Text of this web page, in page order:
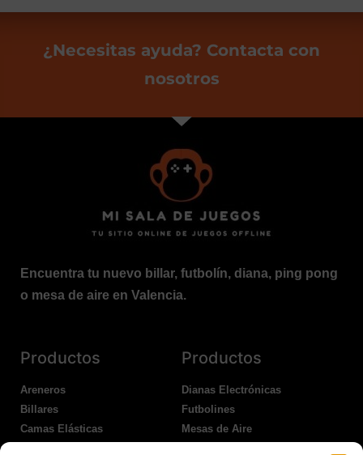
¿Necesitas ayuda? Contacta con
nosotros
Encuentra tu nuevo billar, futbolín, diana, ping pong
o mesa de aire en Valencia.
Productos
Areneros
Billares
Camas Elásticas
Productos
Dianas Electrónicas
Futbolines
Mesas de Aire